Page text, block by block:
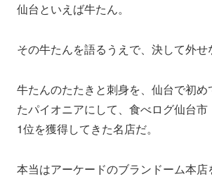
仙台といえば牛たん。
その牛たんを語るうえで、決して外せ
牛たんのたたきと刺身を、仙台で初め
たパイオニアにして、食べログ仙台市
1位を獲得してきた名店だ。
本当はアーケードのブランドーム本店